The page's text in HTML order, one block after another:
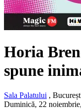
Horia
spune
Sala Palatului ,
Duminică, 22